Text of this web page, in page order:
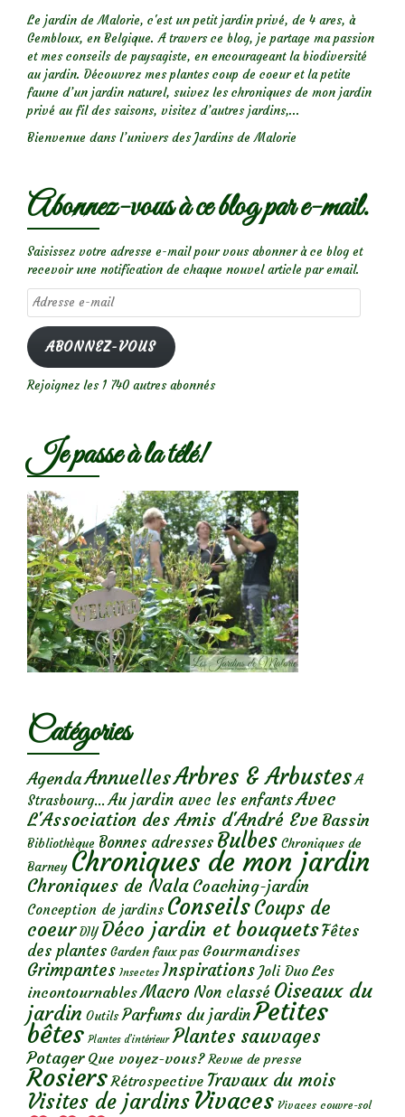
Le jardin de Malorie, c'est un petit jardin privé, de 4 ares, à
Gembloux, en Belgique. A travers ce blog, je partage ma passion
et mes conseils de paysagiste, en encourageant la biodiversité
au jardin. Découvrez mes plantes coup de coeur et la petite
faune d’un jardin naturel, suivez les chroniques de mon jardin
privé au fil des saisons, visitez d’autres jardins,...
Bienvenue dans l’univers des Jardins de Malorie
Abonnez-vous à ce blog par e-mail.
Saisissez votre adresse e-mail pour vous abonner à ce blog et
recevoir une notification de chaque nouvel article par email.
Adresse
e-
mail
ABONNEZ-VOUS
Rejoignez les 1 740 autres abonnés
Je passe à la télé!
Catégories
AgendaAnnuellesArbres & Arbustes A
Strasbourg... Au jardin avec les enfantsAvec
L'Association des Amis d'André Eve Bassin
Bibliothèque Bonnes adresses Bulbes Chroniques de
Barney Chroniques de mon jardin
Chroniques de Nala Coaching-jardin
Conception de jardins ConseilsCoups de
coeur DIY Déco jardin et bouquetsFêtes
des plantes Garden faux pas Gourmandises
Grimpantes Insectes Inspirations Joli Duo Les
incontournables Macro Non classé Oiseaux du
jardin Outils Parfums du jardinPetites
bêtes Plantes d’intérieur Plantes sauvages
Potager Que voyez-vous? Revue de presse
Rosiers Rétrospective Travaux du mois
Visites de jardins Vivaces Vivaces couvre-sol